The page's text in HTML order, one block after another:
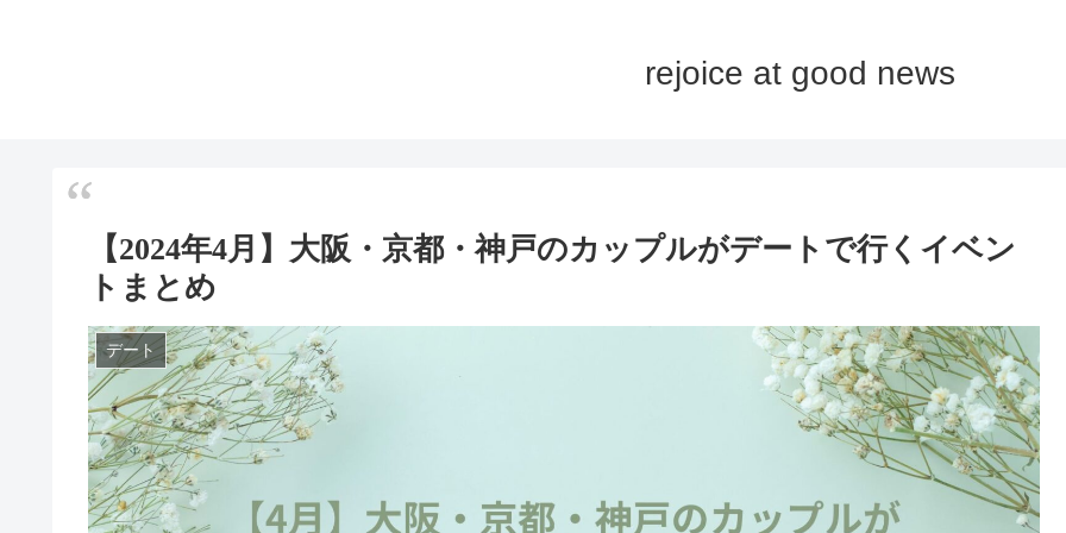
rejoice at good news
【2024年4月】大阪・京都・神戸のカップルがデートで行くイベン
トまとめ
デート